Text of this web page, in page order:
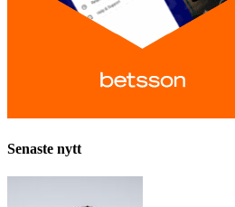
Senaste nytt